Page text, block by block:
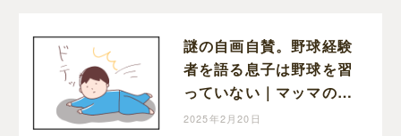
謎の自画自賛。野球経験
者を語る息子は野球を習
っていない｜マッマの育
児漫画
2025年2月20日